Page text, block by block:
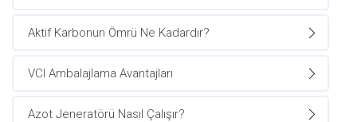
Aktif Karbonun Ömrü Ne Kadardır?
VCI Ambalajlama Avantajları
Azot Jeneratörü Nasıl Çalışır?